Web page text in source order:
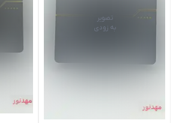
تصویر
به زودی